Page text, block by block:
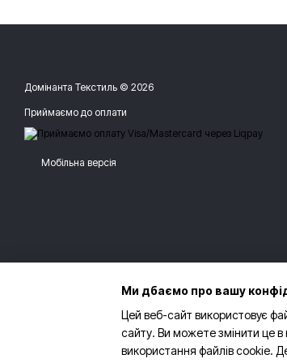
Домінанта Текстиль © 2026
Приймаємо до оплати
Мобільна версія
Ми дбаємо про вашу
Цей веб-сайт використовує
сайту. Ви можете змінити це
використання файлів cookie.